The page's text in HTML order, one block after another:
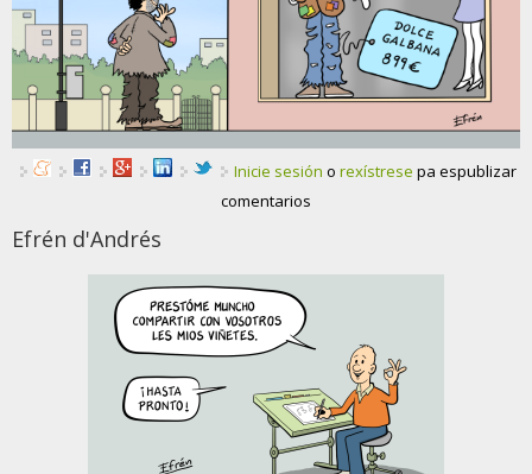
Inicie sesión o rexístrese pa espublizar
comentarios
Efrén d'Andrés